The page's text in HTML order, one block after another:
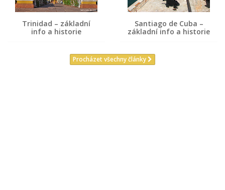
Trinidad – základní
info a historie
Santiago de Cuba –
základní info a historie
Procházet všechny články